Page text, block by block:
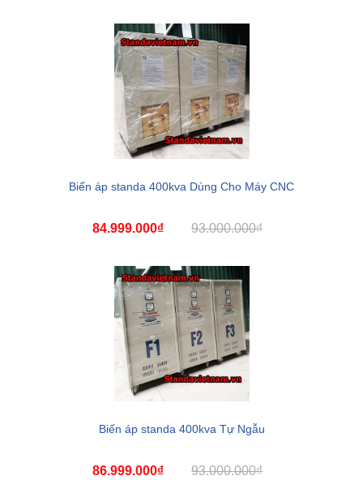
Biến áp standa 400kva Dùng Cho Máy CNC
84.999.000₫ 93.000.000₫
Biến áp standa 400kva Tự Ngẫu
86.999.000₫ 93.000.000₫